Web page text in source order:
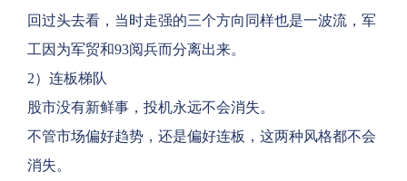
回过头去看，当时走强的三个方向同样也是一波流，军
工因为军贸和93阅兵而分离出来。
2）连板梯队
股市没有新鲜事，投机永远不会消失。
不管市场偏好趋势，还是偏好连板，这两种风格都不会
消失。